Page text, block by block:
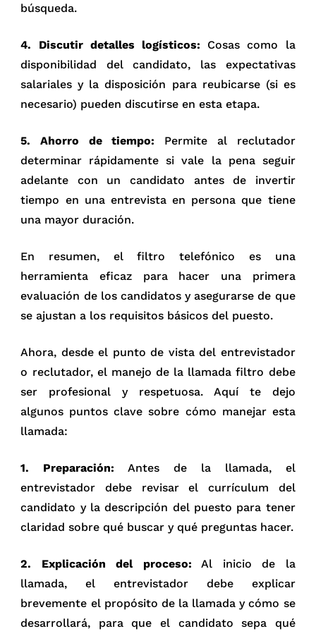
búsqueda.
4. Discutir detalles logísticos: Cosas como la
disponibilidad del candidato, las expectativas
salariales y la disposición para reubicarse (si es
necesario) pueden discutirse en esta etapa.
5. Ahorro de tiempo: Permite al reclutador
determinar rápidamente si vale la pena seguir
adelante con un candidato antes de invertir
tiempo en una entrevista en persona que tiene
una mayor duración.
En resumen, el filtro telefónico es una
herramienta eficaz para hacer una primera
evaluación de los candidatos y asegurarse de que
se ajustan a los requisitos básicos del puesto.
Ahora, desde el punto de vista del entrevistador
o reclutador, el manejo de la llamada filtro debe
ser profesional y respetuosa. Aquí te dejo
algunos puntos clave sobre cómo manejar esta
llamada:
1. Preparación: Antes de la llamada, el
entrevistador debe revisar el currículum del
candidato y la descripción del puesto para tener
claridad sobre qué buscar y qué preguntas hacer.
2. Explicación del proceso: Al inicio de la
llamada, el entrevistador debe explicar
brevemente el propósito de la llamada y cómo se
desarrollará, para que el candidato sepa qué